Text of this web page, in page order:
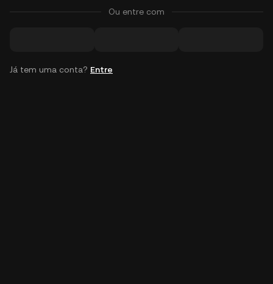
Ou entre com
Já tem uma conta? Entre